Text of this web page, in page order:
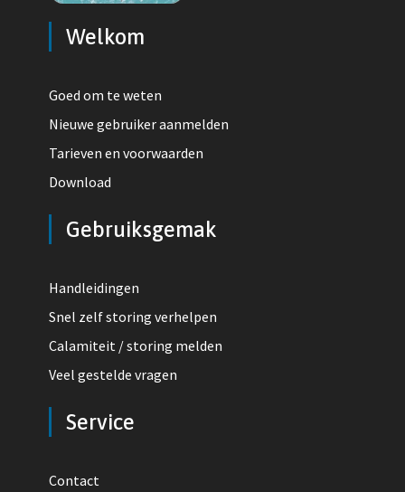
Welkom
Goed om te weten
Nieuwe gebruiker aanmelden
Tarieven en voorwaarden
Download
Gebruiksgemak
Handleidingen
Snel zelf storing verhelpen
Calamiteit / storing melden
Veel gestelde vragen
Service
Contact